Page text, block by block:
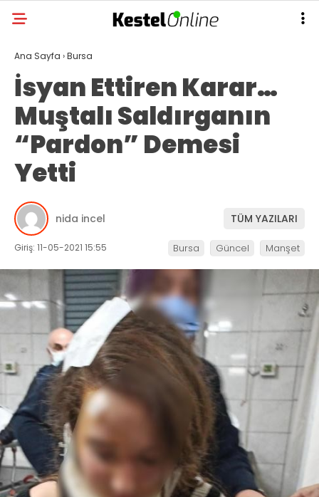
Ana Sayfa ›Bursa
İsyan Ettiren Karar…
Muştalı Saldırganın
“Pardon” Demesi
Yetti
nida incel TÜM YAZILARI
Giriş: 11-05-2021 15:55 Bursa Güncel Manşet